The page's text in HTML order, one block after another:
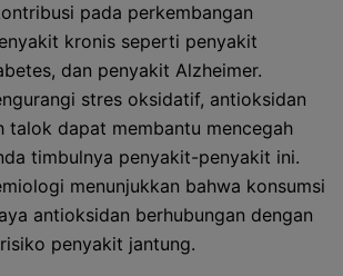
pada perkembangan
kronis seperti penyakit
dan penyakit Alzheimer.
stres oksidatif, antioksidan
talok dapat membantu mencegah
timbulnya penyakit-penyakit ini.
menunjukkan bahwa konsumsi
antioksidan berhubungan dengan
penyakit jantung.